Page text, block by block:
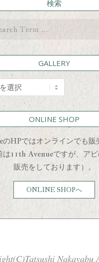
検索
GALLERY
ONLINE SHOP
のHPではオンラインでも販
は11th Avenueですが、ア
販売をしております）。
ONLINE SHOPへ
Nakayabu